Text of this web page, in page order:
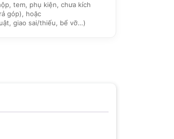
tem, phụ kiện, chưa kích
góp), hoặc
giao sai/thiếu, bể vỡ…)